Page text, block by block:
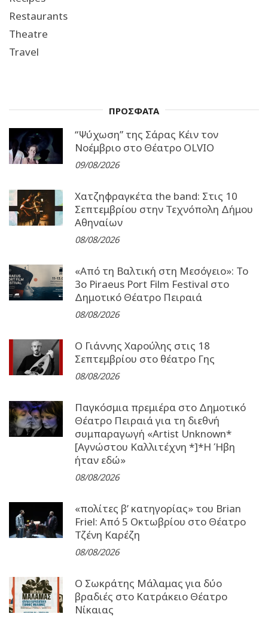
Restaurants
Theatre
Travel
ΠΡΟΣΦΑΤΑ
“Ψύχωση” της Σάρας Κέιν τον
Νοέμβριο στο Θέατρο OLVIO
09/08/2026
Χατζηφραγκέτα the band: Στις 10
Σεπτεμβρίου στην Τεχνόπολη Δήμου
Αθηναίων
08/08/2026
«Από τη Βαλτική στη Μεσόγειο»: Το
3o Piraeus Port Film Festival στο
Δημοτικό Θέατρο Πειραιά
08/08/2026
Ο Γιάννης Χαρούλης στις 18
Σεπτεμβρίου στο θέατρο Γης
08/08/2026
Παγκόσμια πρεμιέρα στο Δημοτικό
Θέατρο Πειραιά για τη διεθνή
συμπαραγωγή «Artist Unknown*
[Αγνώστου Καλλιτέχνη *]*Η Ήβη
ήταν εδώ»
08/08/2026
«πολίτες β’ κατηγορίας» του Brian
Friel: Από 5 Οκτωβρίου στο Θέατρο
Τζένη Καρέζη
08/08/2026
Ο Σωκράτης Μάλαμας για δύο
βραδιές στο Κατράκειο Θέατρο
Νίκαιας